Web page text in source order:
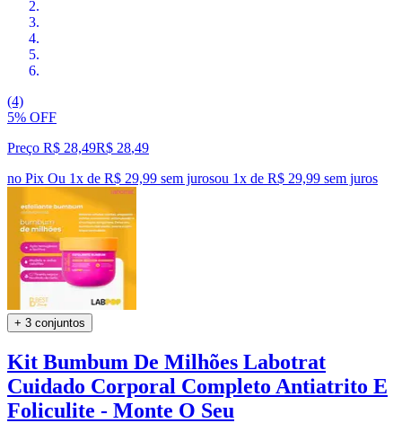
(4)
5% OFF
Preço R$ 28,49R$ 28,49
no Pix Ou 1x de R$ 29,99 sem jurosou 1x de R$ 29,99 sem juros
+ 3 conjuntos
Kit Bumbum De Milhões Labotrat
Cuidado Corporal Completo Antiatrito E
Foliculite - Monte O Seu